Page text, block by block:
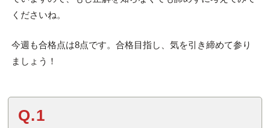
くださいね。
今週も合格点は8点です。合格目指し、気を引き締めて参り
ましょう！
Q.1